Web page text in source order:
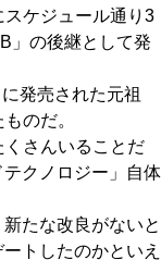
ケジュール通り3
」の後継として発
発売された元祖
のだ。
くさんいることだ
クノロジー」自体
たな改良がないと
トしたのかといえ